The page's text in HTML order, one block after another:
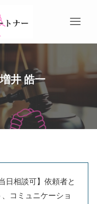
井 皓一
日相談可】依頼者と
コミュニケーショ